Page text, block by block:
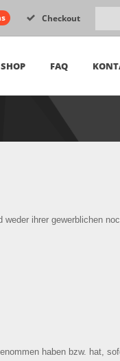
Checkout
SHOP FAQ
ihrer gewerblichen
haben bzw. hat,